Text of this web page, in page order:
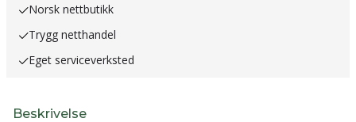
Norsk nettbutikk
Trygg netthandel
Eget serviceverksted
Beskrivelse